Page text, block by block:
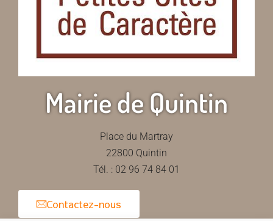
Mairie de Quintin
Place du Martray
22800 Quintin
Tél. : 02 96 74 84 01
Contactez-nous